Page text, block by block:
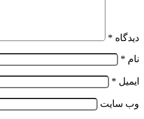
دیدگاه *
نام *
ایمیل *
وب‌ سایت